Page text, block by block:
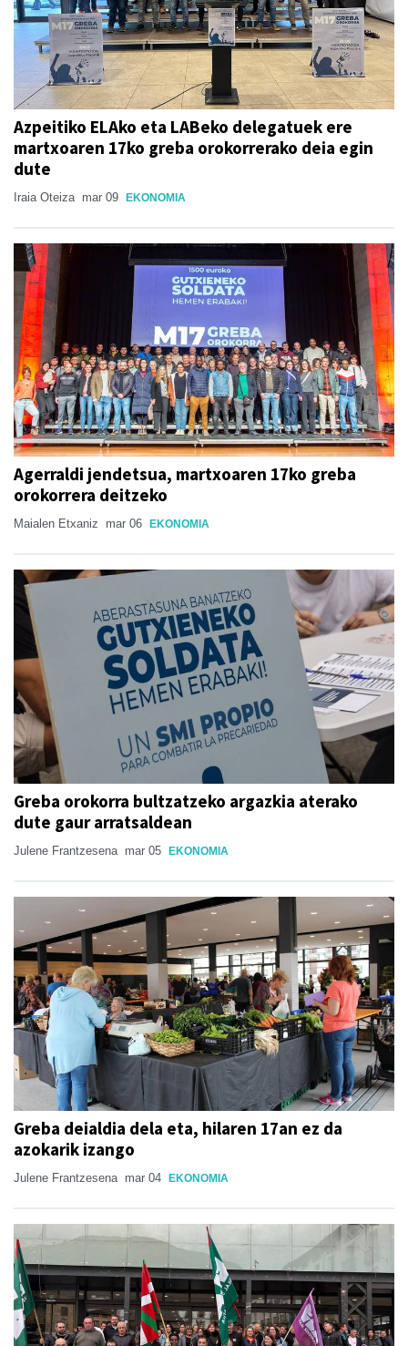
Azpeitiko ELAko eta LABeko delegatuek ere
martxoaren 17ko greba orokorrerako deia egin
dute
Iraia Oteiza mar 09 EKONOMIA
Agerraldi jendetsua, martxoaren 17ko greba
orokorrera deitzeko
Maialen Etxaniz mar 06 EKONOMIA
Greba orokorra bultzatzeko argazkia aterako
dute gaur arratsaldean
Julene Frantzesena mar 05 EKONOMIA
Greba deialdia dela eta, hilaren 17an ez da
azokarik izango
Julene Frantzesena mar 04 EKONOMIA